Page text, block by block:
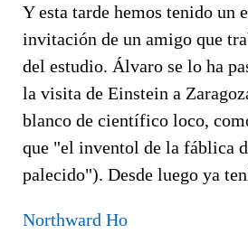
Y esta tarde hemos tenido un
invitación de un amigo que
del estudio. Álvaro se lo ha
la visita de Einstein a
blanco de científico loco,
que "el inventol de la fáblica
palecido"). Desde luego ya
Northward Ho